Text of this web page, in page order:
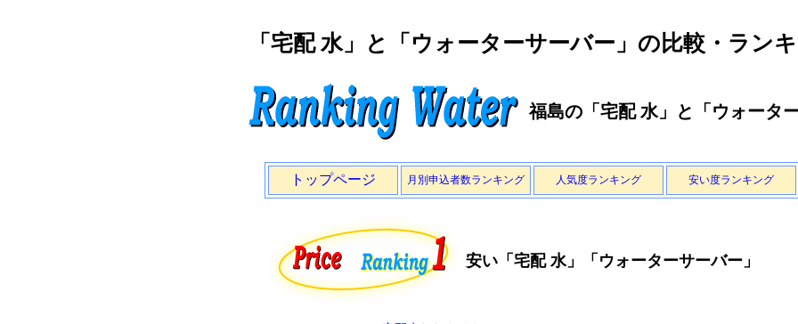
「宅配 水」と「ウォーターサーバー」の比較・ラン
福島の「宅配 水」と「ウォータ
トップページ 月別申込者数ランキング 人気度ランキング 安い度ランキング
安い「宅配 水」「ウォーターサーバー」